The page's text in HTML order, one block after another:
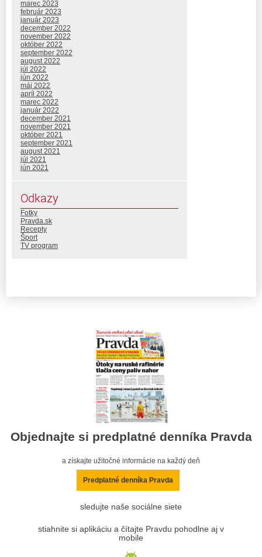
marec 2023
február 2023
január 2023
december 2022
november 2022
október 2022
september 2022
august 2022
júl 2022
jún 2022
máj 2022
apríl 2022
marec 2022
január 2022
december 2021
november 2021
október 2021
september 2021
august 2021
júl 2021
jún 2021
Odkazy
Fotky
Pravda.sk
Recepty
Šport
TV program
Objednajte si predplatné denníka Pravda
a získajte užitočné informácie na každý deň
Predplatné denníka Pravda
sledujte naše sociálne siete
stiahnite si aplikáciu a čítajte Pravdu pohodlne aj v
mobile